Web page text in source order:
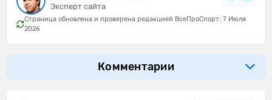
Эксперт сайта
Страница обновлена и проверена редакцией ВсеПроСпорт: 7 Июля
2026
Комментарии